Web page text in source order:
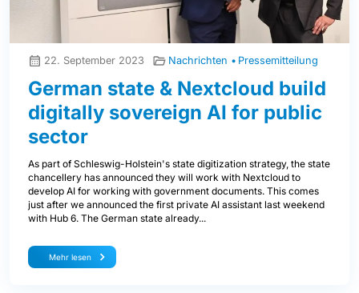
22. September 2023 Nachrichten Pressemitteilung
German state & Nextcloud build
digitally sovereign AI for public
sector
As part of Schleswig-Holstein's state digitization strategy, the state
chancellery has announced they will work with Nextcloud to
develop AI for working with government documents. This comes
just after we announced the first private AI assistant last weekend
with Hub 6. The German state already...
Mehr lesen